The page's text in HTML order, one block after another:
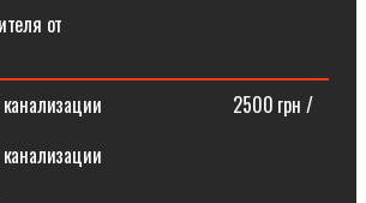
от
канализации ⠀⠀⠀⠀⠀⠀⠀⠀⠀2500 грн /